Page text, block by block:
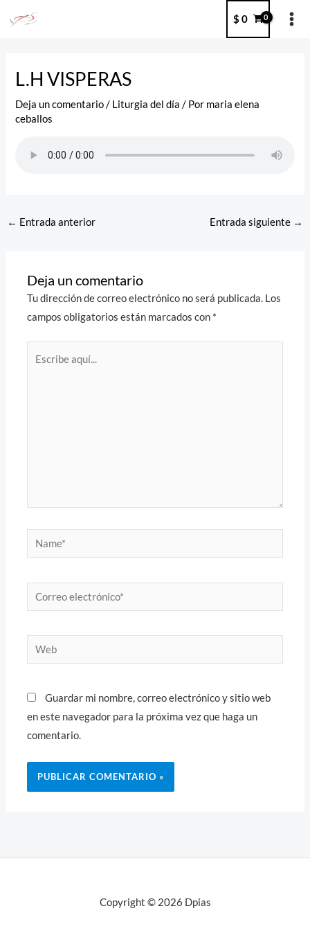
$ 0
L.H VISPERAS
Deja un comentario / Liturgia del día / Por maria elena
ceballos
← Entrada anterior Entrada siguiente →
Deja un comentario
Tu dirección de correo electrónico no será publicada. Los
campos obligatorios están marcados con *
Name*
Correo
electrónico*
Web
Guardar mi nombre, correo electrónico y sitio web
en este navegador para la próxima vez que haga un
comentario.
Copyright © 2026 Dpias